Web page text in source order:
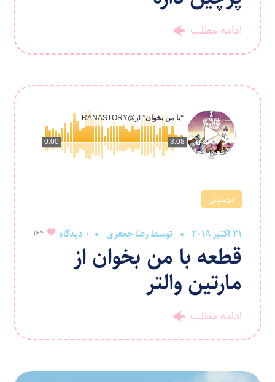
ادامه مطلب
0:00 3:08
“با من بخوان” از @RANASTORY
موسیقی
21 اکتبر 2018 توسطرعنا جعفری 0 دیدگاه 164
قطعه با من بخوان از
مارتین والتر
ادامه مطلب